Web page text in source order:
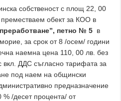
собственост с площ 22, 00
обект за КОО в
петно № 5 в
за срок от 8 /осем/ години
наемна цена 110, 00 лв. без
ДДС съгласно тарифата за
под наем на общински
предназначение
/десет процента/ от